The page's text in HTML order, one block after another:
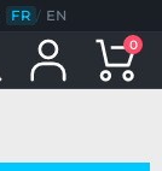
FR / EN
0